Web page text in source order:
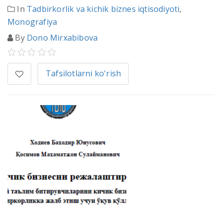
In Tadbirkorlik va kichik biznes iqtisodiyoti,
Monografiya
By Dono Mirxabibova
Tafsilotlarni ko'rish